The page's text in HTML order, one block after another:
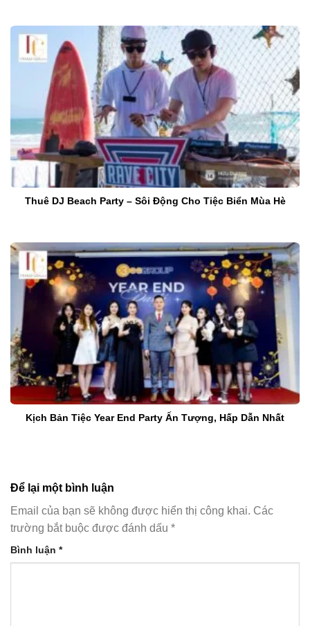
Thuê DJ Beach Party – Sôi Động Cho Tiệc Biển Mùa Hè
Kịch Bản Tiệc Year End Party Ấn Tượng, Hấp Dẫn Nhất
Để lại một bình luận
Email của bạn sẽ không được hiển thị công khai. Các
trường bắt buộc được đánh dấu *
Bình luận *